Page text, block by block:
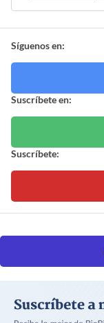
Síguenos en:
Suscríbete en:
Suscríbete: